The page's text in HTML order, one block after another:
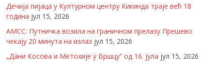
Дечија пијаца у Културном центру Кикинда траје већ 18
година јул 15, 2026
АМСС: Путничка возила на граничном прелазу Прешево
чекају 20 минута на излаз јул 15, 2026
„Дани Косова и Метохије у Вршцу“ од 16. јула јул 15, 2026